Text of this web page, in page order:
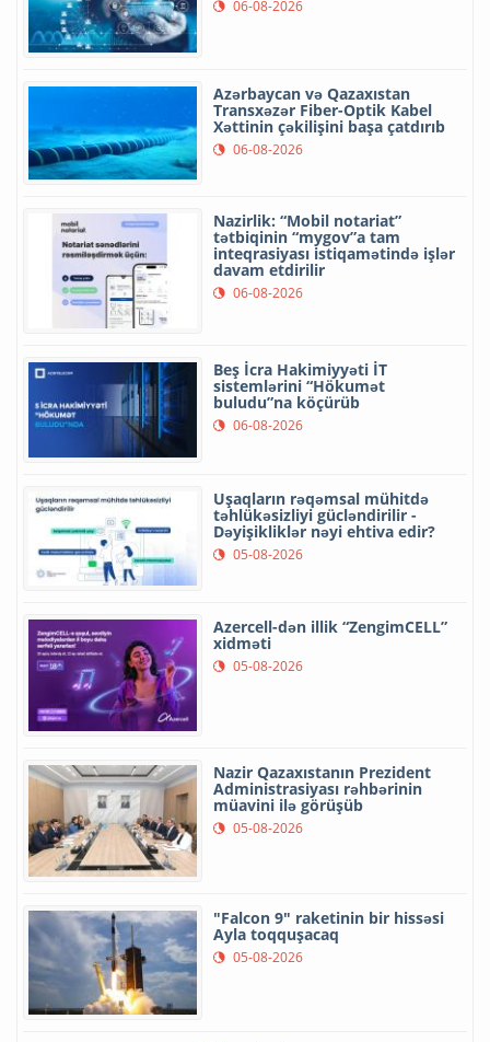
06-08-2026
Azərbaycan və Qazaxıstan
Transxəzər Fiber-Optik Kabel
Xəttinin çəkilişini başa çatdırıb
06-08-2026
Nazirlik: “Mobil notariat”
tətbiqinin “mygov”a tam
inteqrasiyası istiqamətində işlər
davam etdirilir
06-08-2026
Beş İcra Hakimiyyəti İT
sistemlərini “Hökumət
buludu”na köçürüb
06-08-2026
Uşaqların rəqəmsal mühitdə
təhlükəsizliyi gücləndirilir -
Dəyişikliklər nəyi ehtiva edir?
05-08-2026
Azercell-dən illik “ZengimCELL”
xidməti
05-08-2026
Nazir Qazaxıstanın Prezident
Administrasiyası rəhbərinin
müavini ilə görüşüb
05-08-2026
"Falcon 9" raketinin bir hissəsi
Ayla toqquşacaq
05-08-2026